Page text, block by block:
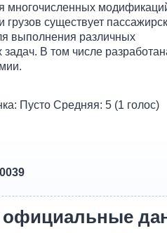
многочисленных
грузов существует
выполнения различных
В том числе
Пусто Средняя:5 (1 голос)